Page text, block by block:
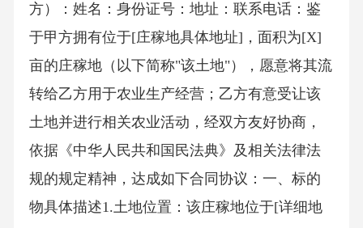
方）：姓名：身份证号：地址：联系电话：鉴
于甲方拥有位于[庄稼地具体地址]，面积为[X]
亩的庄稼地（以下简称"该土地"），愿意将其流
转给乙方用于农业生产经营；乙方有意受让该
土地并进行相关农业活动，经双方友好协商，
依据《中华人民共和国民法典》及相关法律法
规的规定精神，达成如下合同协议：一、标的
物具体描述1.土地位置：该庄稼地位于[详细地